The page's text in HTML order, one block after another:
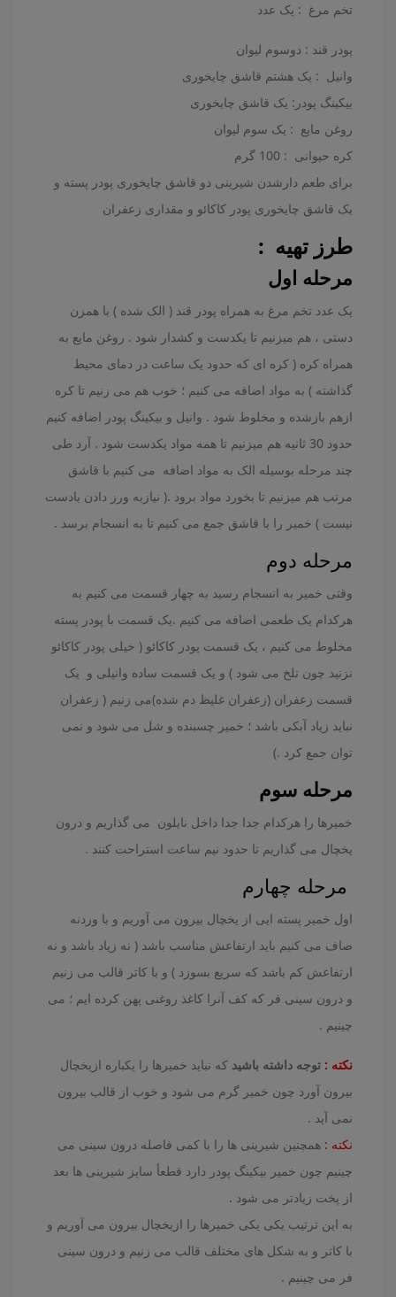
تخم مرغ : یک عدد
پودر قند : دوسوم لیوان
وانیل : یک هشتم قاشق چایخوری
بیکینگ پودر: یک قاشق چایخوری
روغن مایع : یک سوم لیوان
کره حیوانی : 100 گرم
برای طعم دارشدن شیرینی دو قاشق چایخوری پودر پسته و
یک قاشق چایخوری پودر کاکائو و مقداری زعفران
طرز تهیه :
مرحله اول
یک عدد تخم مرغ به همراه پودر قند ( الک شده ) با همزن
دستی ، هم میزنیم تا یکدست و کشدار شود . روغن مایع به
همراه کره ( کره ای که حدود یک ساعت در دمای محیط
گذاشته ) به مواد اضافه می کنیم ؛ خوب هم می زنیم تا کره
ازهم بازشده و مخلوط شود . وانیل و بیکینگ پودر اضافه کنیم
حدود 30 ثانیه هم میزنیم تا همه مواد یکدست شود . آرد طی
چند مرحله بوسیله الک به مواد اضافه می کنیم با قاشق
مرتب هم میزنیم تا بخورد مواد برود .( نیازبه ورز دادن بادست
نیست ) خمیر را با قاشق جمع می کنیم تا به انسجام برسد .
مرحله دوم
وقتی خمیر به انسجام رسید به چهار قسمت می کنیم به
هرکدام یک طعمی اضافه می کنیم .یک قسمت با پودر پسته
مخلوط می کنیم ، یک قسمت پودر کاکائو ( خیلی پودر کاکائو
نزنید چون تلخ می شود ) و یک قسمت ساده وانیلی و یک
قسمت زعفران (زعفران غلیظ دم شده)می زنیم ( زعفران
نباید زیاد آبکی باشد ؛ خمیر چسبنده و شل می شود و نمی
توان جمع کرد .)
مرحله سوم
خمیرها را هرکدام جدا جدا داخل نایلون می گذاریم و درون
یخچال می گذاریم تا حدود نیم ساعت استراحت کنند .
مرحله چهارم
اول خمیر پسته ایی از یخچال بیرون می آوریم و با وردنه
صاف می کنیم باید ارتفاعش مناسب باشد ( نه زیاد باشد و نه
ارتفاعش کم باشد که سریع بسوزد ) و با کاتر قالب می زنیم
و درون سینی فر که کف آنرا کاغذ روغنی پهن کرده ایم ؛ می
چینیم .
نکته : توجه داشته باشید که نباید خمیرها را یکباره ازیخچال
بیرون آورد چون خمیر گرم می شود و خوب از قالب بیرون
نمی آید .
نکته : همچنین شیرینی ها را با کمی فاصله درون سینی می
چینیم چون خمیر بیکینگ پودر دارد قطعأ سایز شیرینی ها بعد
از پخت زیادتر می شود .
به این ترتیب یکی یکی خمیرها را ازیخچال بیرون می آوریم و
با کاتر و به شکل های مختلف قالب می زنیم و درون سینی
فر می چینیم .